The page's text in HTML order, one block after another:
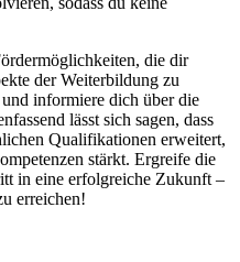
die dir
der Weiterbildung zu
informiere dich über die
lässt sich sagen, dass
Qualifikationen erweitert,
stärkt. Ergreife die
in eine erfolgreiche Zukunft –
erreichen!